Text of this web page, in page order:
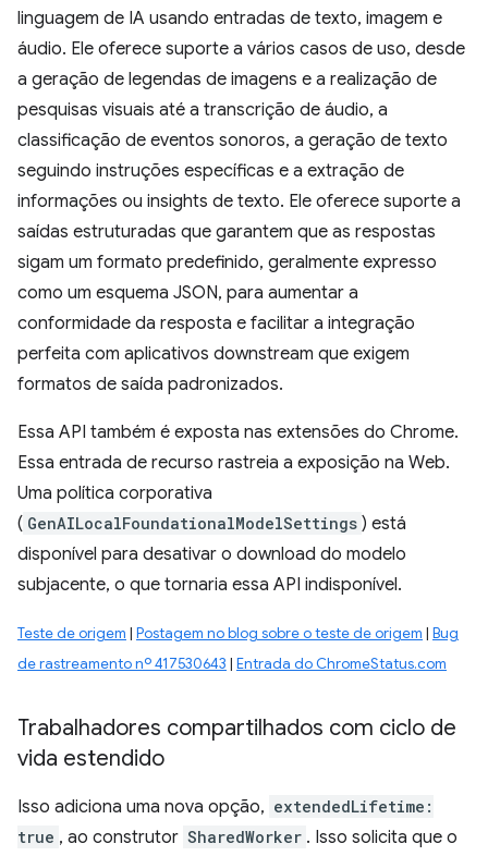
linguagem de IA usando entradas de texto, imagem e
áudio. Ele oferece suporte a vários casos de uso, desde
a geração de legendas de imagens e a realização de
pesquisas visuais até a transcrição de áudio, a
classificação de eventos sonoros, a geração de texto
seguindo instruções específicas e a extração de
informações ou insights de texto. Ele oferece suporte a
saídas estruturadas que garantem que as respostas
sigam um formato predefinido, geralmente expresso
como um esquema JSON, para aumentar a
conformidade da resposta e facilitar a integração
perfeita com aplicativos downstream que exigem
formatos de saída padronizados.
Essa API também é exposta nas extensões do Chrome.
Essa entrada de recurso rastreia a exposição na Web.
Uma política corporativa
( GenAILocalFoundationalModelSettings ) está
disponível para desativar o download do modelo
subjacente, o que tornaria essa API indisponível.
Teste de origem | Postagem no blog sobre o teste de origem | Bug
de rastreamento nº 417530643 | Entrada do ChromeStatus.com
Trabalhadores compartilhados com ciclo de
vida estendido
Isso adiciona uma nova opção, extendedLifetime:
true , ao construtor SharedWorker . Isso solicita que o